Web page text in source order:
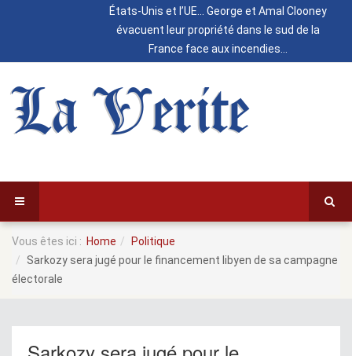
États-Unis et l’UE
George et Amal Clooney
évacuent leur propriété dans le sud de la
France face aux incendies
La Verite
Vous êtes ici : Home
Politique
Sarkozy sera jugé pour le financement libyen de sa campagne
électorale